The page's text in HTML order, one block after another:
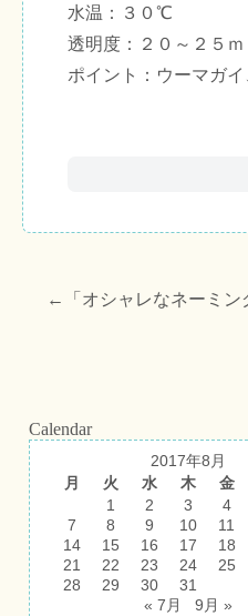
水温：３０℃
透明度：２０～２５ｍ
ポイント：ウーマガ
←「 オシャレなネーミン
Calendar
2017年8月
月
火 水 木 金
1
2 3 4
7
8 9 10 11
14
15 16 17 18
21
22 23 24 25
28
29 30
31
« 7月
9月 »